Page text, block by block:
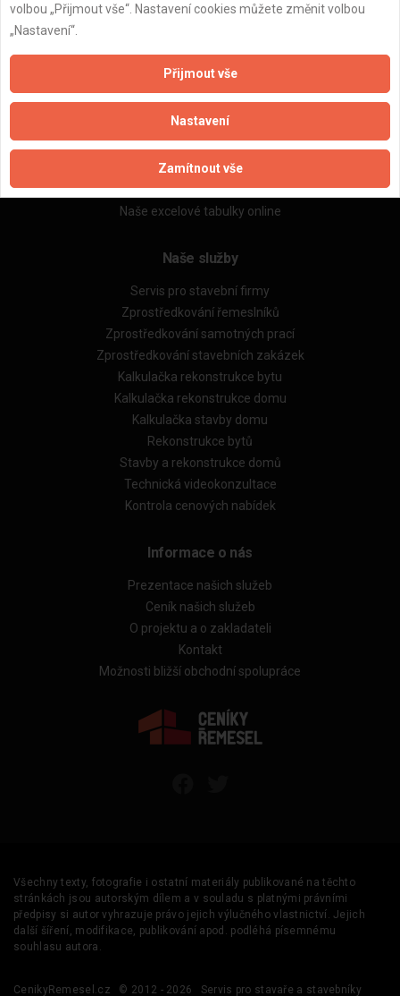
Naše firmy a řemeslníci
Zpracování a ochrana osobních údajů
Zásady pro používání souborů cookie
Obchodní podmínky (zprostředkování)
Obchodní podmínky (rozpočtování)
Reference
Naše excelové tabulky online
Naše služby
Servis pro stavební firmy
Zprostředkování řemeslníků
Zprostředkování samotných prací
Zprostředkování stavebních zakázek
Kalkulačka rekonstrukce bytu
Kalkulačka rekonstrukce domu
Kalkulačka stavby domu
Rekonstrukce bytů
Stavby a rekonstrukce domů
Technická videokonzultace
Kontrola cenových nabídek
Informace o nás
Prezentace našich služeb
Ceník našich služeb
O projektu a o zakladateli
Kontakt
Možnosti bližší obchodní spolupráce
Všechny texty, fotografie i ostatní materiály publikované na těchto
stránkách jsou autorským dílem a v souladu s platnými právními
předpisy si autor vyhrazuje právo jejich výlučného vlastnictví. Jejich
další šíření, modifikace, publikování apod. podléhá písemnému
souhlasu autora.
CenikyRemesel.cz © 2012 - 2026 Servis pro stavaře a stavebníky
volbou „Přijmout vše“. Nastavení cookies můžete změnit volbou
„Nastavení“.
Přijmout vše
Nastavení
Zamítnout vše